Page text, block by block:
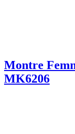
Montre
MK6206